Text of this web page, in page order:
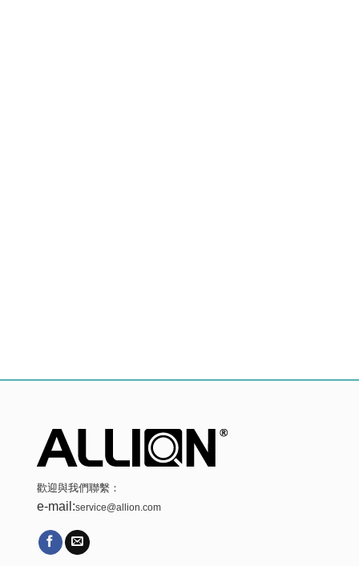
歡迎與我們聯繫：
e-mail:service@allion.com